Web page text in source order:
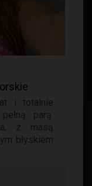
i totalnie
parą.
z masą
błyskiem